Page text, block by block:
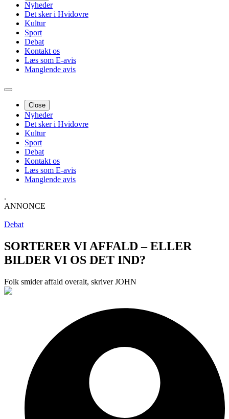
Nyheder
Det sker i Hvidovre
Kultur
Sport
Debat
Kontakt os
Læs som E-avis
Manglende avis
Close
Nyheder
Det sker i Hvidovre
Kultur
Sport
Debat
Kontakt os
Læs som E-avis
Manglende avis
.
ANNONCE
Debat
SORTERER VI AFFALD – ELLER
BILDER VI OS DET IND?
Folk smider affald overalt, skriver JOHN